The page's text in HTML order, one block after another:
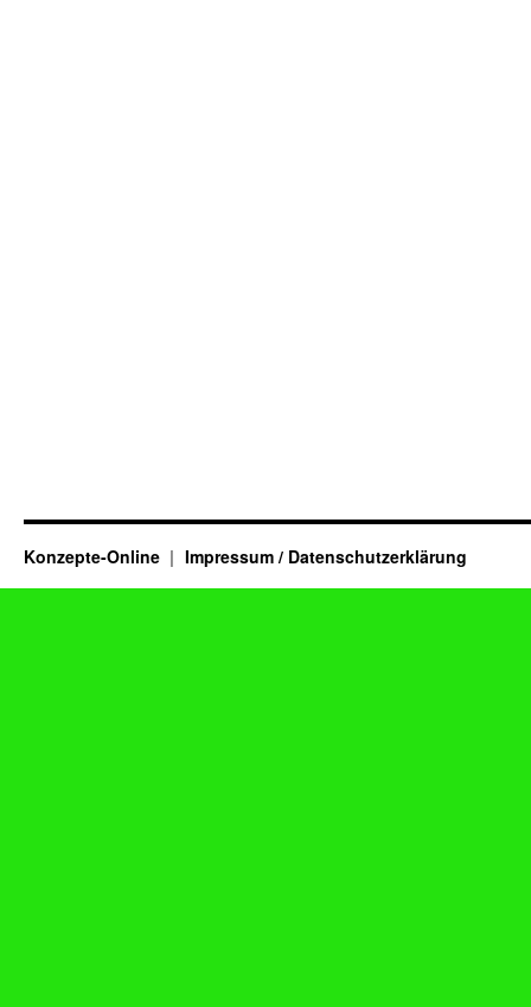
Konzepte-Online Impressum / Datenschutzerklärung